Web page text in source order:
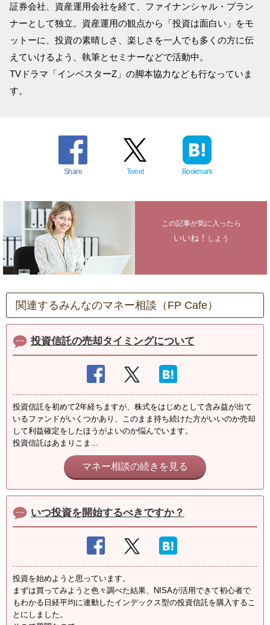
証券会社、資産運用会社を経て、ファイナンシャル・プラン
ナーとして独立。資産運用の観点から「投資は面白い」をモ
ットーに、投資の素晴しさ、楽しさを一人でも多くの方に伝
えていけるよう、執筆とセミナーなどで活動中。
TVドラマ「インベスターZ」の脚本協力なども行なっていま
す。
Share Tweet Bookmark
この記事が気に入ったら
いいね！ しよう
関連するみんなのマネー相談（FP Cafe）
投資信託の売却タイミングについて
投資信託を初めて2年経ちますが、株式をはじめとして含み益が出て
いるファンドがいくつかあり、このまま持ち続けた方がいいのか売却
して利益確定をしたほうがよいのか悩んでいます。
投資信託はあまりこま...
マネー相談の続きを見る
いつ投資を開始するべきですか？
投資を始めようと思っています。
まずは買ってみようと色々調べた結果、NISAが活用できて初心者で
もわかる日経平均に連動したインデックス型の投資信託を購入するこ
とにしました。